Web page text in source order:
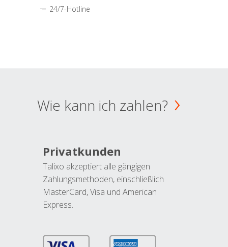
24/7-Hotline
Wie kann ich zahlen?
Privatkunden
Talixo akzeptiert alle gängigen
Zahlungsmethoden, einschließlich
MasterCard, Visa und American
Express.